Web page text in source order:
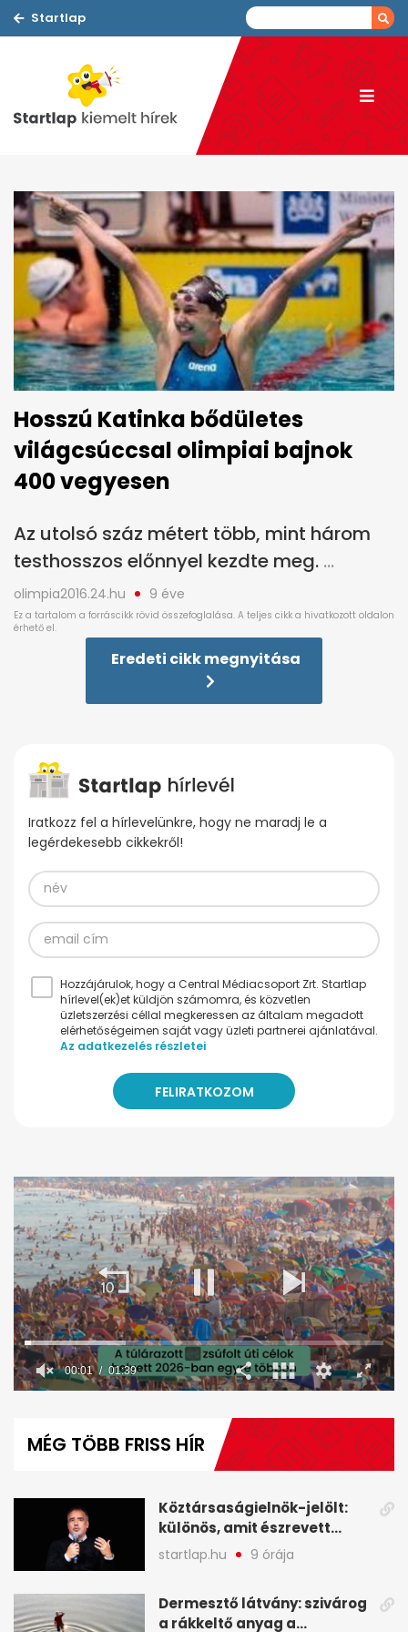
Startlap
Hosszú Katinka bődületes
világcsúccsal olimpiai bajnok
400 vegyesen
Az utolsó száz métert több, mint három
testhosszos előnnyel kezdte meg.
olimpia2016.24.hu 9 éve
Eredeti cikk megnyitása
Iratkozz fel a hírlevelünkre, hogy ne maradj le a
legérdekesebb cikkekről!
Hozzájárulok, hogy a Central Médiacsoport Zrt. Startlap
hírlevel(ek)et küldjön számomra, és közvetlen
üzletszerzési céllal megkeressen az általam megadott
elérhetőségeimen saját vagy üzleti partnerei ajánlatával.
Az adatkezelés részletei
minute,
00:02 01:39
MÉG TÖBB FRISS HÍR
Köztársaságielnök-jelölt:
különös, amit észrevett
Török Gábor - A hét
legfontosabb hírei
startlap.hu 9 órája
Dermesztő látvány: szivárog
a rákkeltő anyag a